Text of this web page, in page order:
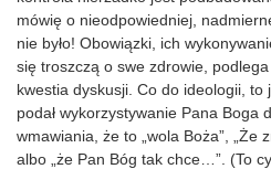
mówię o nieodpowiedniej,
nie było! Obowiązki, ich
się troszczą o swe zdrowie,
kwestia dyskusji. Co do ideologii, to
podał wykorzystywanie Pana Boga
wmawiania, że to „wola Boża”, „Że
albo „że Pan Bóg tak chce…”. (To